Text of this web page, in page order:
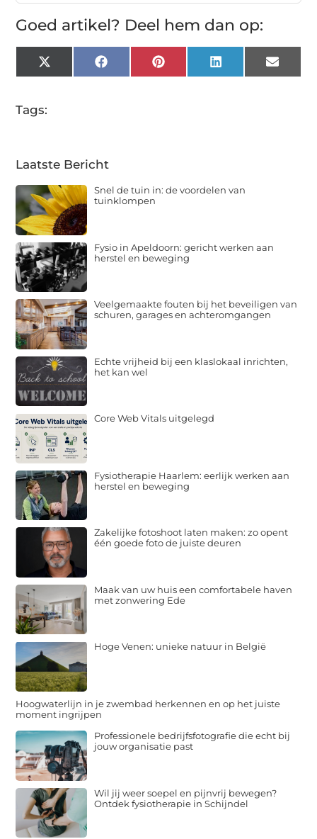
Goed artikel? Deel hem dan op:
X
(Twitter)
FacebookPinterestLinkedInEmail
Tags:
Laatste Bericht
Snel de tuin in: de voordelen van
tuinklompen
Fysio in Apeldoorn: gericht werken aan
herstel en beweging
Veelgemaakte fouten bij het beveiligen van
schuren, garages en achteromgangen
Echte vrijheid bij een klaslokaal inrichten,
het kan wel
Core Web Vitals uitgelegd
Fysiotherapie Haarlem: eerlijk werken aan
herstel en beweging
Zakelijke fotoshoot laten maken: zo opent
één goede foto de juiste deuren
Maak van uw huis een comfortabele haven
met zonwering Ede
Hoge Venen: unieke natuur in België
Hoogwaterlijn in je zwembad herkennen en op het juiste
moment ingrijpen
Professionele bedrijfsfotografie die echt bij
jouw organisatie past
Wil jij weer soepel en pijnvrij bewegen?
Ontdek fysiotherapie in Schijndel